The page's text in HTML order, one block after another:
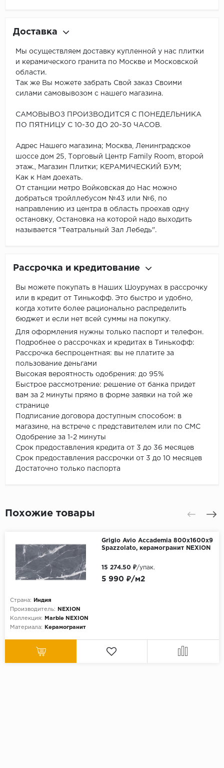
Доставка
Мы осуществляем доставку купленной у нас плитки
и керамического гранита по Москве и Московской
области.
Так же Вы можете забрать Свой заказ Своими
силами самовывозом с нашего магазина.
САМОВЫВОЗ ПРОИЗВОДИТСЯ С ПОНЕДЕЛЬНИКА
ПО ПЯТНИЦУ С 10-30 ДО 20-30 ЧАСОВ.
Адрес Нашего магазина; Москва, Ленинградское
шоссе дом 25, Торговый Центр Family Room, второй
этаж., Магазин Плитки; КЕРАМИЧЕСКИЙ БУМ;
Как к Нам доехать.
От станции метро Войковская до Нас можно
добраться тройллебусом №43 или №6, по
направлению из центра в область проехав одну
остановку, Остановка на которой надо выходить
называется "Театральный Зал Лебедь".
Рассрочка и кредитование
Вы можете покупать в Наших Шоурумах в рассрочку
или в кредит от Тинькофф. Это быстро и удобно,
когда хотите более рационально распределить
бюджет и если нет всей суммы на покупку.
Для оформления нужны только паспорт и телефон.
Подробнее о рассрочках и кредитах в Тинькофф:
Рассрочка беспроцентная: вы не платите за
пользование деньгами
Высокая вероятность одобрения: до 95%
Быстрое рассмотрение: решение от банка придет
вам за 2 минуты прямо в форме заявки на той же
странице
Подписание договора доступным способом: в
магазине, на встрече с представителем или по СМС
Одобрение за 1-2 минуты
Срок предоставления кредита от 3 до 36 месяцев
Срок предоставления рассрочки от 3 до 10 месяцев
Достаточно только паспорта
Похожие товары
Grigio Avio Accademia 800х1600x9
Spazzolato, керамогранит NEXION
Страна:
Индия
Производитель:
NEXION
Коллекция:
Marble NEXION
Материала:
Керамогранит
5 990 ₽/м2
15 274.50 ₽/упак.